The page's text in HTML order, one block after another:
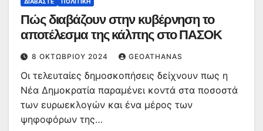
Πώς διαβάζουν στην κυβέρνηση το
αποτέλεσμα της κάλπης στο ΠΑΣΟΚ
8 ΟΚΤΩΒΡΊΟΥ 2024 GEOATHANAS
Οι τελευταίες δημοσκοπήσεις δείχνουν πως η
Νέα Δημοκρατία παραμένει κοντά στα ποσοστά
των ευρωεκλογών και ένα μέρος των
ψηφοφόρων της…